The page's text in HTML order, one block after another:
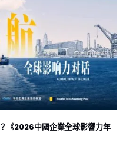
《2026中國企業全球影響力年